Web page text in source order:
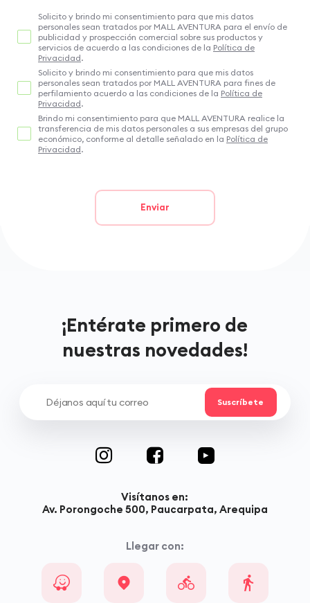
Solicito y brindo mi consentimiento para que mis datos
personales sean tratados por MALL AVENTURA para el envío de
publicidad y prospección comercial sobre sus productos y
servicios de acuerdo a las condiciones de la Política de
Privacidad.
Solicito y brindo mi consentimiento para que mis datos
personales sean tratados por MALL AVENTURA para fines de
perfilamiento acuerdo a las condiciones de la Política de
Privacidad.
Brindo mi consentimiento para que MALL AVENTURA realice la
transferencia de mis datos personales a sus empresas del grupo
económico, conforme al detalle señalado en la Política de
Privacidad.
Enviar
¡Entérate primero de
nuestras novedades!
Visítanos en:
Av. Porongoche 500, Paucarpata, Arequipa
Llegar con: